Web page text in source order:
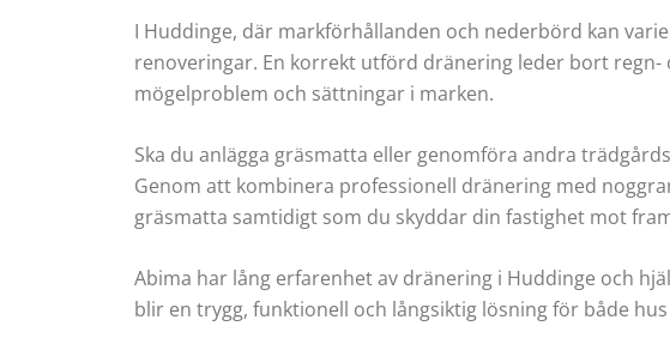
I Huddinge, där markförhållanden och nederbörd kan
renoveringar. En korrekt utförd dränering leder bort
mögelproblem och sättningar i marken.
Ska du anlägga gräsmatta eller genomföra andra
Genom att kombinera professionell dränering med
gräsmatta samtidigt som du skyddar din fastighet mot
Abima har lång erfarenhet av dränering i Huddinge och
blir en trygg, funktionell och långsiktig lösning för både